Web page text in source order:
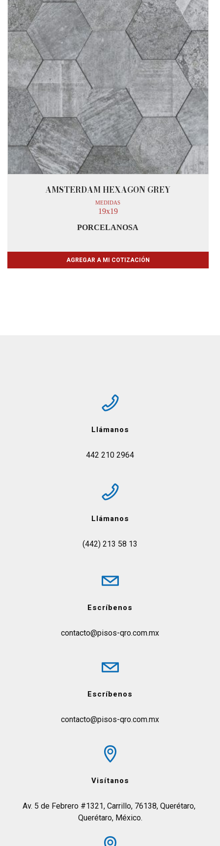
AMSTERDAM HEXAGON GREY
MEDIDAS
19x19
PORCELANOSA
AGREGAR A MI COTIZACIÓN
Llámanos
442 210 2964
Llámanos
(442) 213 58 13
Escríbenos
contacto@pisos-qro.com.mx
Escríbenos
contacto@pisos-qro.com.mx
Visítanos
Av. 5 de Febrero #1321, Carrillo, 76138, Querétaro,
Querétaro, México.